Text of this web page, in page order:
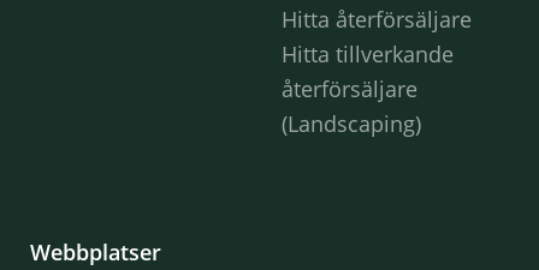
Hitta återförsäljare
Hitta tillverkande
återförsäljare
(Landscaping)
Webbplatser